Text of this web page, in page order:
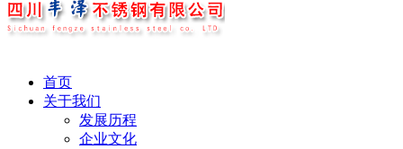
首页
关于我们
发展历程
企业文化